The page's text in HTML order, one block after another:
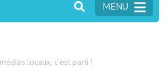
MENU
locaux, c’est parti !